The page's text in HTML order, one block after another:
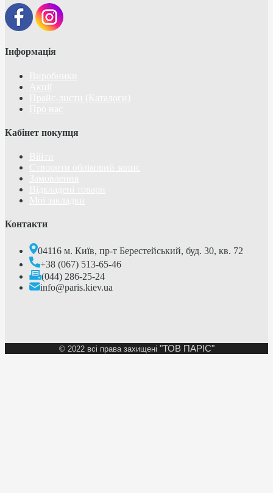
Інформація
Кабінет покупця
Контакти
04116 м. Київ, пр-т Берестейський, буд. 30, кв. 72
+38 (067) 513-65-46
(044) 286-25-24
info@paris.kiev.ua
© 2022 всі права захищені "ТОВ ПАРІС"